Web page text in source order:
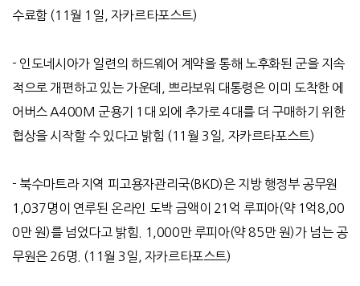
수료함(11 월 1 일 자카르타포스트)
- 인도네시아가 일련의 하드웨어 계약을 통해 노후화된 군을 지속
적으로 개편하고 있는 가운데
쁘라보워 대통령은 이미 도착한 에
어버스 A400M 군용기 1 대 외에 추가로 4대를 더 구매하기 위한
협상을 시작할 수 있다고 밝힘 (11 월 3일 자카르타포스트)
- 북수마트라 지역 피고용자관리국(BKD)은 지방 행정부 공무원
1,037명이 연루된 온라인 도박 금액이 21 억 루피아(약1 억8,00
0만 원)를 넘었다고 밝힘 . 1,000만 루피아(약85만 원)가 넘는 공
무원은26명 . (11 월 3일 자카르타포스트)